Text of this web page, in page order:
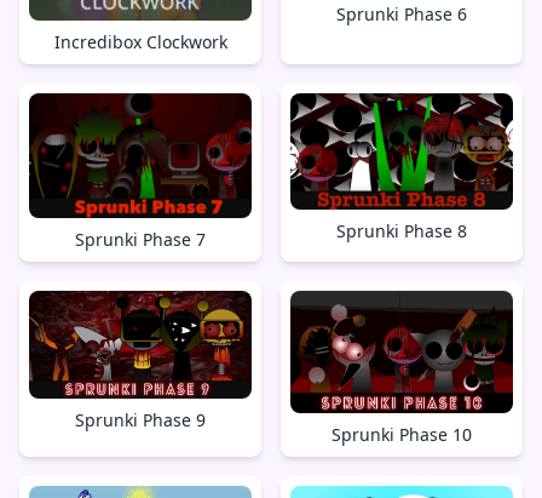
Incredibox Clockwork
Sprunki Phase 6
Sprunki Phase 7 Sprunki Phase 8
Sprunki Phase 9
Sprunki Phase 10